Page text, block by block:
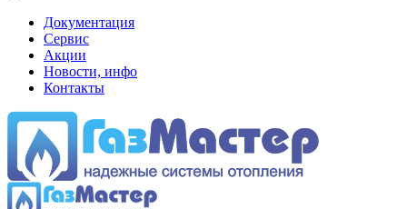
Документация
Сервис
Акции
Новости, инфо
Контакты